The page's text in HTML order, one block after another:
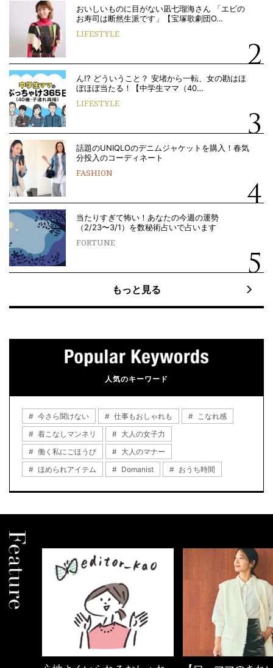
おいしいものに目がない凪七瑠海さん 「エビの
お寿司は断然生派です」【宝塚歌劇団O…
LIFESTYLE
ん!? どういうこと？ 安堵から一転、女の勘はほ
ぼほぼ当たる！【中学生ママ（40…
LIFESTYLE
話題のUNIQLOのデニムジャケットを購入！春気
分投入のコーディネート
FASHION
当たりすぎて怖い！あなたの今週の運勢
（2/23〜3/1）を数秘術占いで占います
FORTUNE
もっと見る
人気のキーワード
今さら聞けない 仕事もおしゃれも
こなれ感
着こなしマンネリ
大人の女子力
働く私にごほうび
大人のマナー
ほめられアイテム
Domanist おうち時間